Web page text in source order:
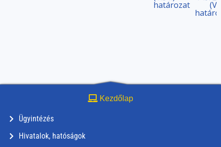
határozat
Kezdőlap
Ügyintézés
Hivatalok, hatóságok